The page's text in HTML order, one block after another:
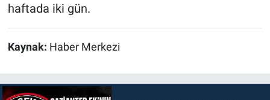
haftada iki gün.
Kaynak: Haber Merkezi